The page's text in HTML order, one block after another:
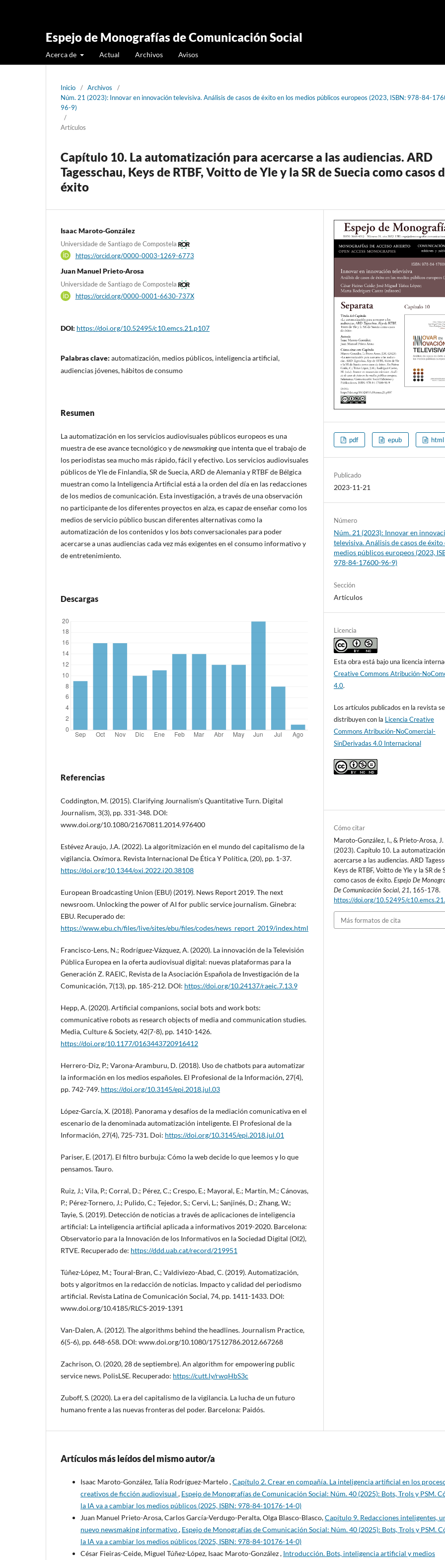
Espejo de Monografías de Comunicación Social
Acerca de Actual Archivos Avisos
Inicio / Archivos
/
Núm. 21 (2023): Innovar en innovación televisiva. Análisis de casos de éxito en los medios públicos europeos (2023, ISBN: 978-84-
96-9)
/
Artículos
Capítulo 10. La automatización para acercarse a las audiencias. ARD
Tagesschau, Keys de RTBF, Voitto de Yle y la SR de Suecia como casos
éxito
Isaac Maroto-González
Universidade de Santiago de Compostela
https://orcid.org/0000-0003-1269-6773
Juan Manuel Prieto-Arosa
Universidade de Santiago de Compostela
https://orcid.org/0000-0001-6630-737X
DOI: https://doi.org/10.52495/c10.emcs.21.p107
Palabras clave: automatización, medios públicos, inteligencia artificial,
audiencias jóvenes, hábitos de consumo
Resumen
La automatización en los servicios audiovisuales públicos europeos es una
muestra de ese avance tecnológico y denewsmakingque intenta que el trabajo de
los periodistas sea mucho más rápido, fácil y efectivo. Los servicios audiovisuales
públicos de Yle de Finlandia, SR de Suecia, ARD de Alemania y RTBF de Bélgica
muestran como la Inteligencia Artificial está a la orden del día en las redacciones
de los medios de comunicación. Esta investigación, a través de una observación
no participante de los diferentes proyectos en alza, es capaz de enseñar como los
medios de servicio público buscan diferentes alternativas como la
automatización de los contenidos y losbotsconversacionales para poder
acercarse a unas audiencias cada vez más exigentes en el consumo informativo y
de entretenimiento.
Descargas
Referencias
Coddington, M. (2015). Clarifying Journalism’s Quantitative Turn. Digital
Journalism, 3(3), pp. 331-348. DOI:
www.doi.org/10.1080/21670811.2014.976400
Estévez Araujo, J.A. (2022). La algoritmización en el mundo del capitalismo de la
vigilancia. Oxímora. Revista Internacional De Ética Y Política, (20), pp. 1-37.
https://doi.org/10.1344/oxi.2022.i20.38108
European Broadcasting Union (EBU) (2019). News Report 2019. The next
newsroom. Unlocking the power of AI for public service journalism. Ginebra:
EBU. Recuperado de:
https://www.ebu.ch/files/live/sites/ebu/files/codes/news_report_2019/index.html
Francisco-Lens, N.; Rodríguez-Vázquez, A. (2020). La innovación de la Televisión
Pública Europea en la oferta audiovisual digital: nuevas plataformas para la
Generación Z. RAEIC, Revista de la Asociación Española de Investigación de la
Comunicación, 7(13), pp. 185-212. DOI: https://doi.org/10.24137/raeic.7.13.9
Hepp, A. (2020). Artificial companions, social bots and work bots:
communicative robots as research objects of media and communication studies.
Media, Culture & Society, 42(7-8), pp. 1410-1426.
https://doi.org/10.1177/0163443720916412
Herrero-Diz, P.; Varona-Aramburu, D. (2018). Uso de chatbots para automatizar
la información en los medios españoles. El Profesional de la Información, 27(4),
pp. 742-749. https://doi.org/10.3145/epi.2018.jul.03
López-García, X. (2018). Panorama y desafíos de la mediación comunicativa en el
escenario de la denominada automatización inteligente. El Profesional de la
Información, 27(4), 725-731. Doi: https://doi.org/10.3145/epi.2018.jul.01
Pariser, E. (2017). El filtro burbuja: Cómo la web decide lo que leemos y lo que
pensamos. Tauro.
Ruiz, J.; Vila, P.; Corral, D.; Pérez, C.; Crespo, E.; Mayoral, E.; Martín, M.; Cánovas,
P.; Pérez-Tornero, J.; Pulido, C.; Tejedor, S.; Cervi, L.; Sanjinés, D.; Zhang, W.;
Tayie, S. (2019). Detección de noticias a través de aplicaciones de inteligencia
artificial: La inteligencia artificial aplicada a informativos 2019-2020. Barcelona:
Observatorio para la Innovación de los Informativos en la Sociedad Digital (OI2),
RTVE. Recuperado de: https://ddd.uab.cat/record/219951
Túñez-López, M.; Toural-Bran, C.; Valdiviezo-Abad, C. (2019). Automatización,
bots y algoritmos en la redacción de noticias. Impacto y calidad del periodismo
artificial. Revista Latina de Comunicación Social, 74, pp. 1411-1433. DOI:
www.doi.org/10.4185/RLCS-2019-1391
Van-Dalen, A. (2012). The algorithms behind the headlines. Journalism Practice,
6(5-6), pp. 648-658. DOI: www.doi.org/10.1080/17512786.2012.667268
Zachrison, O. (2020, 28 de septiembre). An algorithm for empowering public
service news. PolisLSE. Recuperado: https://cutt.ly/rwqHbS3c
Zuboff, S. (2020). La era del capitalismo de la vigilancia. La lucha de un futuro
humano frente a las nuevas fronteras del poder. Barcelona: Paidós.
pdf epub html
Publicado
2023-11-21
Número
Núm. 21 (2023): Innovar en
televisiva. Análisis de casos de éxito
medios públicos europeos (2023,
978-84-17600-96-9)
Sección
Artículos
Licencia
Esta obra está bajo una licencia
Creative Commons Atribución-
4.0.
Los artículos publicados en la revista se
distribuyen con la Licencia Creative
Commons Atribución-NoComercial-
SinDerivadas 4.0 Internacional
Cómo citar
Maroto-González, I., & Prieto-Arosa, J.
(2023). Capítulo 10. La
acercarse a las audiencias. ARD
Keys de RTBF, Voitto de Yle y la SR de
como casos de éxito.Espejo De
De Comunicación Social,21, 165-178.
https://doi.org/10.52495/
Más formatos de cita
Artículos más leídos del mismo autor/a
Isaac Maroto-González, Talía Rodríguez-Martelo ,Capítulo 2. Crear en compañía. La inteligencia artificial en los
creativos de ficción audiovisual , Espejo de Monografías de Comunicación Social: Núm. 40 (2025): Bots, Trols y PSM.
la IA va a cambiar los medios públicos (2025, ISBN: 978-84-10176-14-0)
Juan Manuel Prieto-Arosa, Carlos García-Verdugo-Peralta, Olga Blasco-Blasco,Capítulo 9. Redacciones inteligentes,
nuevo newsmaking informativo, Espejo de Monografías de Comunicación Social: Núm. 40 (2025): Bots, Trols y PSM.
la IA va a cambiar los medios públicos (2025, ISBN: 978-84-10176-14-0)
César Fieiras-Ceide, Miguel Túñez-López, Isaac Maroto-González , Introducción. Bots, inteligencia artificial y medios